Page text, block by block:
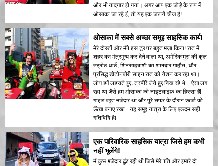
और भी यादगार हो गया। अगर आप एक जोड़े के रूप में
ओसाका जा रहे हैं, तो यह एक जरूरी चीज है!
ओसाका में सबसे अच्छा समूह साहसिक कार्य!
मेरे दोस्तों और मैंने इस टूर पर बहुत मज़ा किया! रात में
शहर बस मंत्रमुग्ध कर देने वाला था, अमेरिकामुरा की कूल
स्ट्रीट आर्ट, शिनसाइबाशी का शानदार माहौल, और
प्रसिद्ध डोटोनबोरी साइन रात को रोशन कर रहा था।
लोग हमें लहराते हुए, तस्वीरें लेते हुए दिख रहे थे—ऐसा लग
रहा था जैसे हम ओसाका की नाइटलाइफ़ का हिस्सा हैं!
गाइड बहुत मजेदार था और पूरे सफर के दौरान ऊर्जा को
ऊँचा बनाए रखा। यह समूह यात्रा के लिए एकदम सही
गतिविधि है!
एक पारिवारिक साहसिक यात्रा जिसे हम कभी
नहीं भूलेंगे!
मैं कुछ मजेदार ढूंढ रही थी जिसे मेरे पति और हमारे दो